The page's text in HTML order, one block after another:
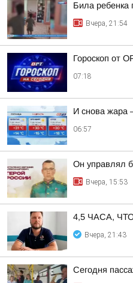
Била ребенка
Вчера, 21:54
Гороскоп от
07:18
И снова жара
06:57
Он управлял
Вчера, 15:53
4,5 ЧАСА,
Вчера, 21:43
Сегодня